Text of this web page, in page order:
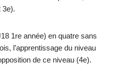
3e).
1re année) en quatre sans
l’apprentissage du niveau
de ce niveau (4e).